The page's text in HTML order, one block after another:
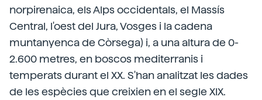
norpirenaica, els Alps occidentals, el Massís
Central, l'oest del Jura, Vosges i la cadena
muntanyenca de Còrsega) i, a una altura de 0-
2.600 metres, en boscos mediterranis i
temperats durant el XX. S'han analitzat les dades
de les espècies que creixien en el segle XIX.